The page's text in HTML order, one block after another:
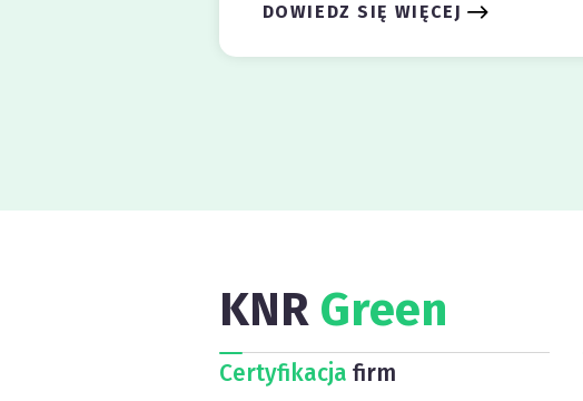
DOWIEDZ SIĘ WIĘCEJ
KNR Green
Certyfikacja firm